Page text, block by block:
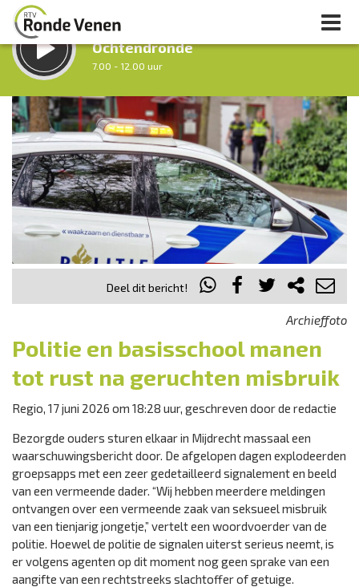
LUISTER LIVE:
Ochtendronde
7.00 - 12.00 uur
STRAKS:
Tussen Twaalf en Twee
12.00 - 14.00 uur
Vorig uur
uur 1 van 0 Volgend uur
Inklappen
Deel dit bericht!
Archieffoto
Politie en basisschool manen
tot rust na geruchten misbruik
Regio, 17 juni 2026 om 18:28 uur, geschreven door de redactie
Bezorgde ouders sturen elkaar in Mijdrecht massaal een
waarschuwingsbericht door. De afgelopen dagen explodeerden
groepsapps met een zeer gedetailleerd signalement en beeld
van een vermeende dader. “Wij hebben meerdere meldingen
ontvangen over een vermeende zaak van seksueel misbruik
van een tienjarig jongetje,” vertelt een woordvoerder van de
politie. Hoewel de politie de signalen uiterst serieus neemt, is
er volgens agenten op dit moment nog geen sprake van een
aangifte van een rechtstreeks slachtoffer of getuige.